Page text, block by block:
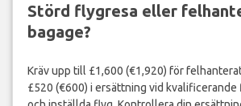
Störd flygresa eller
bagage?
Kräv upp till £1,600 (€1,920) för
£520 (€600) i ersättning vid